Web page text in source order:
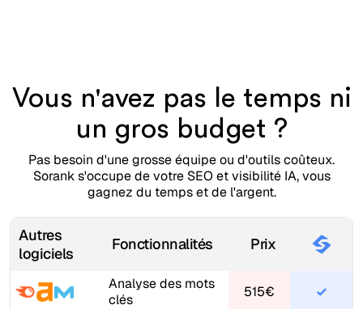
Vous n'avez pas le temps ni
un gros budget ?
Pas besoin d'une grosse équipe ou d'outils coûteux.
Sorank s'occupe de votre SEO et visibilité IA, vous
gagnez du temps et de l'argent.
Autres
logiciels
Fonctionnalités Prix
Analyse des mots
clés
515€